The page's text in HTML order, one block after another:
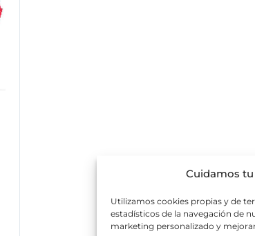
Cuidamos
Utilizamos cookies propias y de
estadísticos de la navegación de
marketing personalizado y